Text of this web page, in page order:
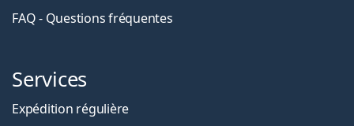
FAQ - Questions fréquentes
Services
Expédition régulière